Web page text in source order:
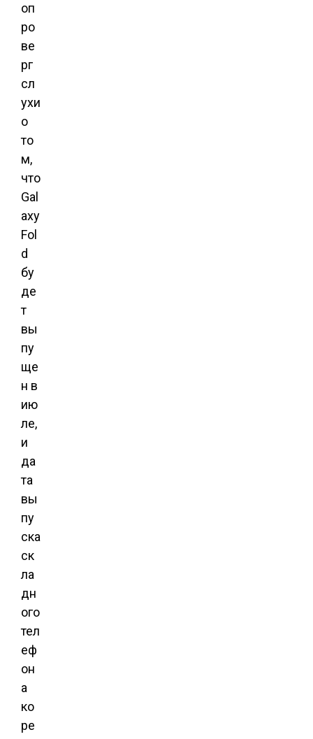
оп
ро
ве
рг
сл
ухи
о
то
м,
что
Gal
axy
Fol
d
бу
де
т
вы
пу
ще
н в
ию
ле,
и
да
та
вы
пу
ска
ск
ла
дн
ого
тел
еф
он
а
ко
ре